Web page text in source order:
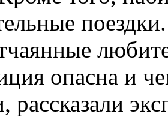
опасна и
рассказали